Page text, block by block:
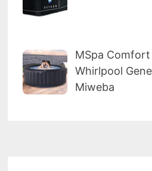
MSpa
Whirlpool
Miweba